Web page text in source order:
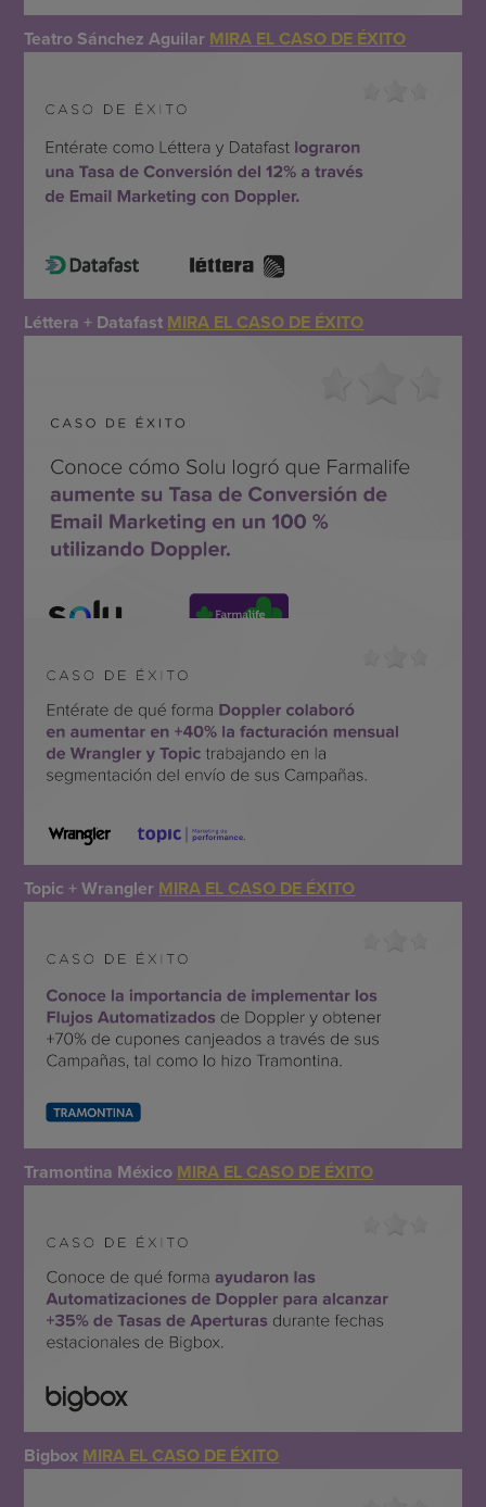
Teatro Sánchez Aguilar MIRA EL CASO DE ÉXITO
Léttera + Datafast MIRA EL CASO DE ÉXITO
Solu + Farmalife MIRA EL CASO DE ÉXITO
Topic + Wrangler MIRA EL CASO DE ÉXITO
Tramontina México MIRA EL CASO DE ÉXITO
Bigbox MIRA EL CASO DE ÉXITO